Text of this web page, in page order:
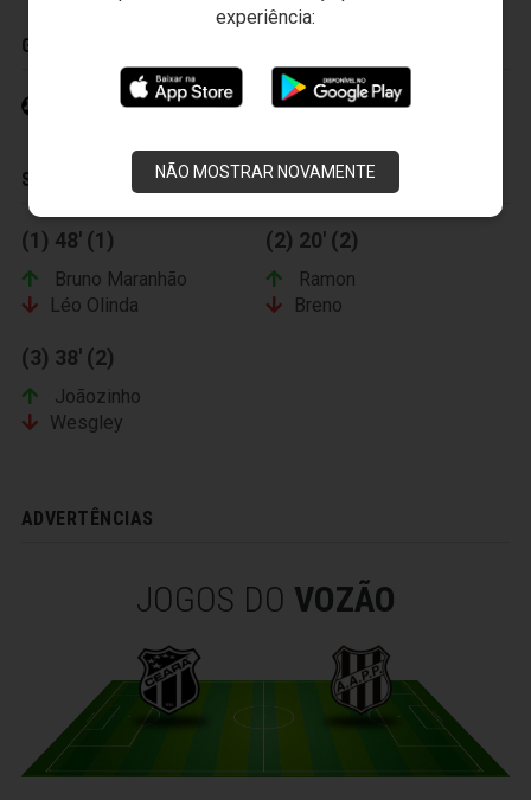
experiência:
NÃO MOSTRAR NOVAMENTE
GOLS
Wanderley 15' (1)
SUBSTITUIÇÕES
(1) 48' (1)
Bruno Maranhão
Léo Olinda
(2) 20' (2)
Ramon
Breno
(3) 38' (2)
Joãozinho
Wesgley
ADVERTÊNCIAS
JOGOS DO VOZÃO